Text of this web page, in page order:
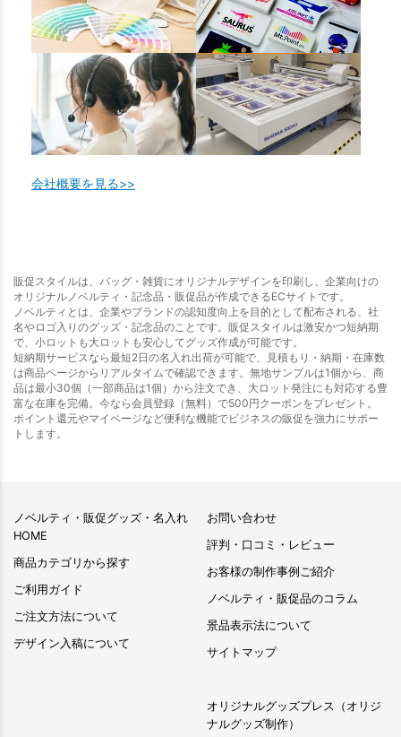
会社概要を見る>>
販促スタイルは、バッグ・雑貨にオリジナルデザインを印刷し、企業向けの
オリジナルノベルティ・記念品・販促品が作成できるECサイトです。
ノベルティとは、企業やブランドの認知度向上を目的として配布される、社
名やロゴ入りのグッズ・記念品のことです。販促スタイルは激安かつ短納期
で、小ロットも大ロットも安心してグッズ作成が可能です。
短納期サービスなら最短2日の名入れ出荷が可能で、見積もり・納期・在庫数
は商品ページからリアルタイムで確認できます。無地サンプルは1個から、商
品は最小30個（一部商品は1個）から注文でき、大ロット発注にも対応する豊
富な在庫を完備。今なら会員登録（無料）で500円クーポンをプレゼント。
ポイント還元やマイページなど便利な機能でビジネスの販促を強力にサポー
トします。
ノベルティ・販促グッズ・名入れ
HOME
商品カテゴリから探す
ご利用ガイド
ご注文方法について
デザイン入稿について
お問い合わせ
評判・口コミ・レビュー
お客様の制作事例ご紹介
ノベルティ・販促品のコラム
景品表示法について
サイトマップ
オリジナルグッズプレス（オリジ
ナルグッズ制作）